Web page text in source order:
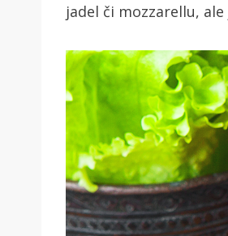
jadel či mozzarellu,